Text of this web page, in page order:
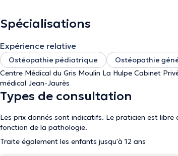
affections vocales et le suivi de sportifs sont une
Spécialisations
Expérience relative
Ostéopathie pédiatrique
Ostéopathie
Centre Médical du Gris Moulin La Hulpe Cabinet
médical Jean-Jaurès
Types de consultation
Les prix donnés sont indicatifs. Le praticien est
fonction de la pathologie.
Traite également les enfants jusqu'à 12 ans